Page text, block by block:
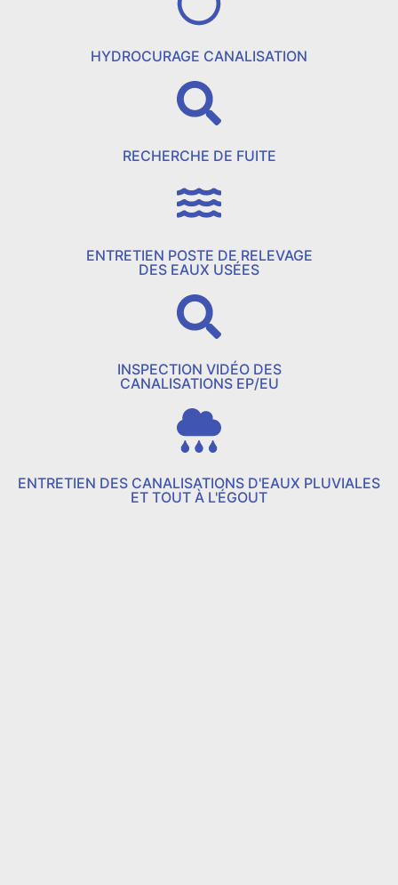
HYDROCURAGE CANALISATION
RECHERCHE DE FUITE
ENTRETIEN POSTE DE RELEVAGE
DES EAUX USÉES
INSPECTION VIDÉO DES
CANALISATIONS EP/EU
ENTRETIEN DES CANALISATIONS D'EAUX PLUVIALES
ET TOUT À L'ÉGOUT